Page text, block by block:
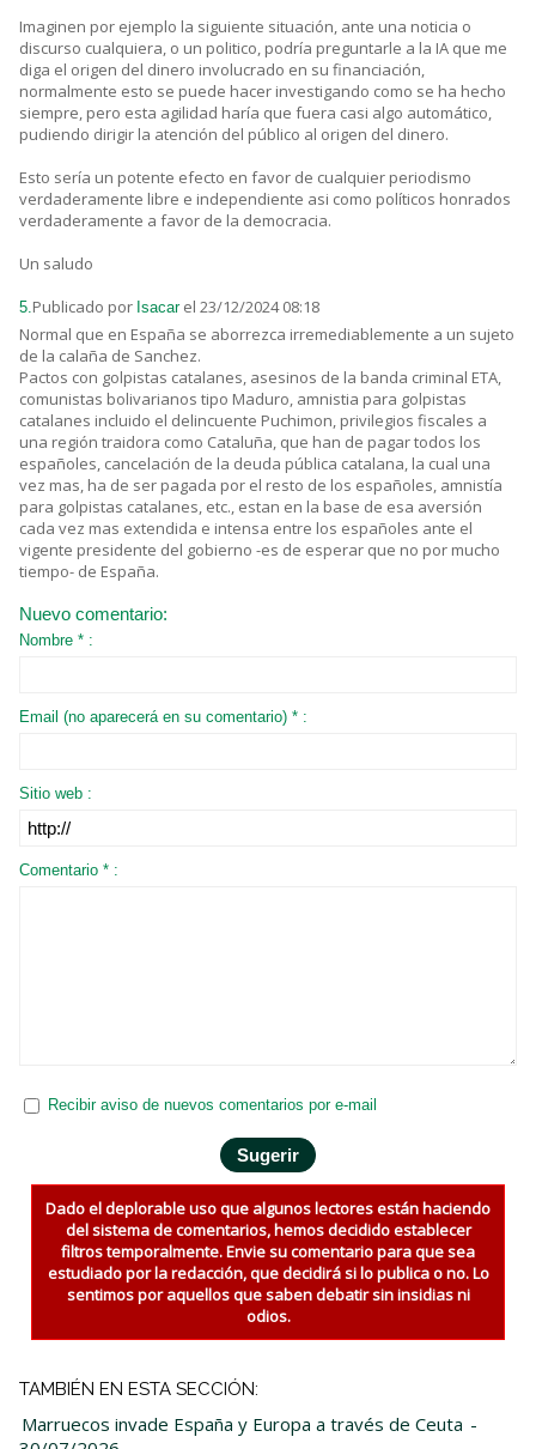
Imaginen por ejemplo la siguiente situación, ante una noticia o
discurso cualquiera, o un politico, podría preguntarle a la IA que me
diga el origen del dinero involucrado en su financiación,
normalmente esto se puede hacer investigando como se ha hecho
siempre, pero esta agilidad haría que fuera casi algo automático,
pudiendo dirigir la atención del público al origen del dinero.
Esto sería un potente efecto en favor de cualquier periodismo
verdaderamente libre e independiente asi como políticos honrados
verdaderamente a favor de la democracia.
Un saludo
5.Publicado por Isacar el 23/12/2024 08:18
Normal que en España se aborrezca irremediablemente a un sujeto
de la calaña de Sanchez.
Pactos con golpistas catalanes, asesinos de la banda criminal ETA,
comunistas bolivarianos tipo Maduro, amnistia para golpistas
catalanes incluido el delincuente Puchimon, privilegios fiscales a
una región traidora como Cataluña, que han de pagar todos los
españoles, cancelación de la deuda pública catalana, la cual una
vez mas, ha de ser pagada por el resto de los españoles, amnistía
para golpistas catalanes, etc., estan en la base de esa aversión
cada vez mas extendida e intensa entre los españoles ante el
vigente presidente del gobierno -es de esperar que no por mucho
tiempo- de España.
Nuevo comentario:
Nombre * :
Email (no aparecerá en su comentario) * :
Sitio web :
Comentario * :
Recibir aviso de nuevos comentarios por e-mail
Dado el deplorable uso que algunos lectores están haciendo
del sistema de comentarios, hemos decidido establecer
filtros temporalmente. Envie su comentario para que sea
estudiado por la redacción, que decidirá si lo publica o no. Lo
sentimos por aquellos que saben debatir sin insidias ni
odios.
TAMBIÉN EN ESTA SECCIÓN:
Marruecos invade España y Europa a través de Ceuta -